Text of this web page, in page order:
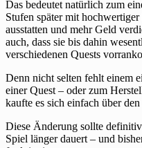
Das bedeutet natürlich zum
Stufen später mit
ausstatten und mehr Geld
auch, dass sie bis dahin
verschiedenen Quests
Denn nicht selten fehlt einem
einer Quest – oder zum
kaufte es sich einfach über
Diese Änderung sollte
Spiel länger dauert – und